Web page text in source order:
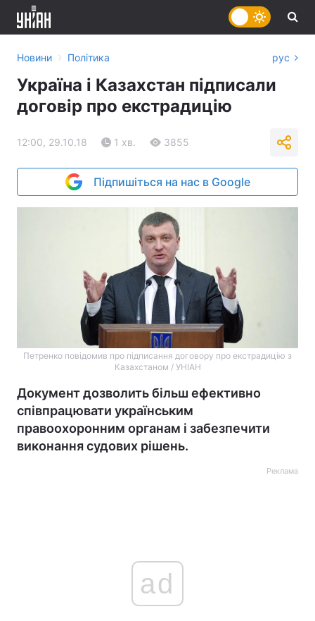
Новини › Політика рус
Україна і Казахстан підписали
договір про екстрадицію
12:00, 29.10.18 1 хв. 3855
Підпишіться на нас в Google
Петренко повідомив про підписання договору про екстрадицію з
Казахстаном / УНІАН
Документ дозволить більш ефективно
співпрацювати українським
правоохоронним органам і забезпечити
виконання судових рішень.
Реклама
ad